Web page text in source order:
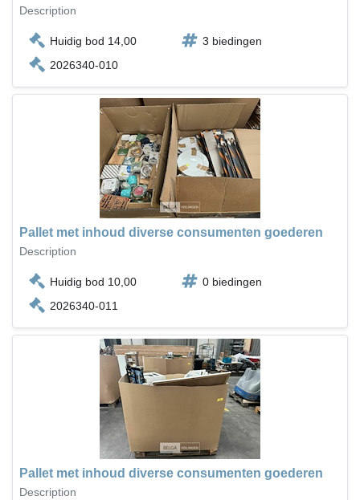
Description
Huidig bod 14,00
3 biedingen
2026340-010
Pallet met inhoud diverse consumenten goederen
Description
Huidig bod 10,00
0 biedingen
2026340-011
Pallet met inhoud diverse consumenten goederen
Description